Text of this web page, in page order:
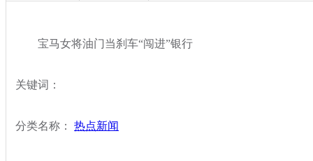
宝马女将油门当刹车“闯进”银行
关键词：
分类名称： 热点新闻